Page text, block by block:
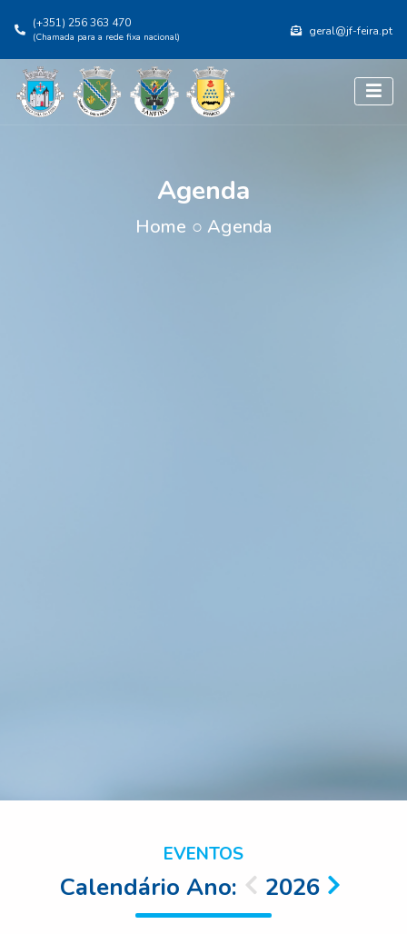
(+351) 256 363 470
(Chamada para a rede fixa nacional) geral@jf-feira.pt
Agenda
Home ○ Agenda
EVENTOS
Calendário Ano: 2026